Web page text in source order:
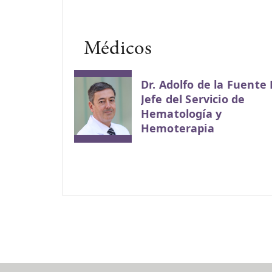
Médicos
Dr. Adolfo de la Fuente
Jefe del Servicio de
Hematología y
Hemoterapia